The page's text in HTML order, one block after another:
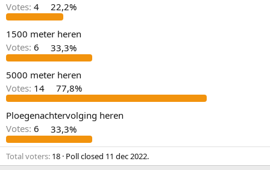
Votes: 4 22,2%
1500 meter heren
Votes: 6 33,3%
5000 meter heren
Votes: 14 77,8%
Ploegenachtervolging heren
Votes: 6 33,3%
Total voters 18 Poll closed 11 dec 2022.